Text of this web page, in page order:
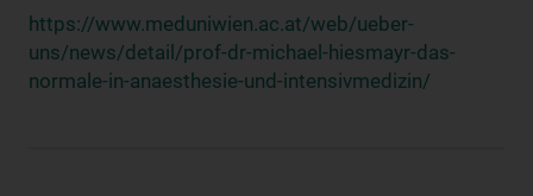
https://www.meduniwien.ac.at/web/ueber-
uns/news/detail/prof-dr-michael-hiesmayr-das-
normale-in-anaesthesie-und-intensivmedizin/